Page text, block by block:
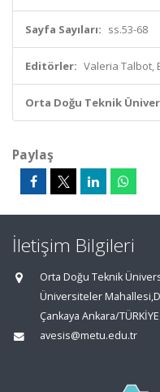
Sayfa Sayıları: ss.53-68
Editörler: Valeria Talbot,
Orta Doğu Teknik
Paylaş
İletişim Bilgileri
Orta Doğu Teknik
Üniversiteler
Çankaya Ankara/TÜRKİYE
avesis@metu.edu.tr